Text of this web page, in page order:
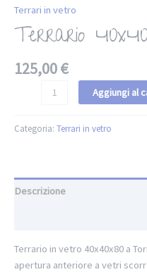
Terrari in vetro
Terrario
125,00€
Aggiungi al
Categoria: Terrari in vetro
Descrizione
Terrario in vetro 40x40x80 a
apertura anteriore a vetri